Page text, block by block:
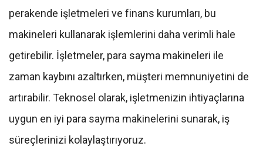
perakende işletmeleri ve finans kurumları, bu
makineleri kullanarak işlemlerini daha verimli hale
getirebilir. İşletmeler, para sayma makineleri ile
zaman kaybını azaltırken, müşteri memnuniyetini de
artırabilir. Teknosel olarak, işletmenizin ihtiyaçlarına
uygun en iyi para sayma makinelerini sunarak, iş
süreçlerinizi kolaylaştırıyoruz.